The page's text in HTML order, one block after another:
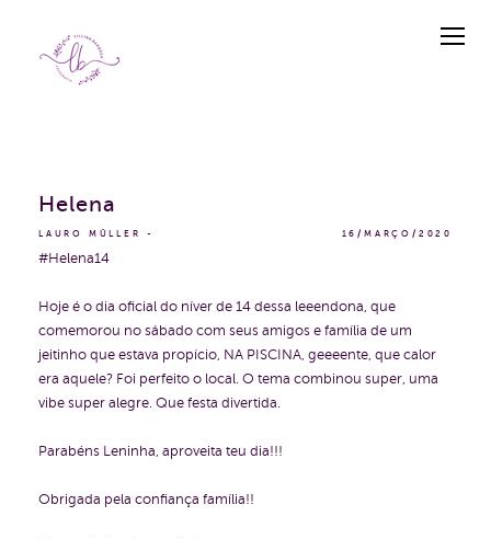
LAURO MÜLLER 16/MARÇO/2020
Helena
#Helena14
Hoje é o dia oficial do níver de 14 dessa leeendona, que
comemorou no sábado com seus amigos e família de um
jeitinho que estava propício, NA PISCINA, geeeente, que calor
era aquele? Foi perfeito o local. O tema combinou super, uma
vibe super alegre. Que festa divertida.
Parabéns Leninha, aproveita teu dia!!!
Obrigada pela confiança família!!